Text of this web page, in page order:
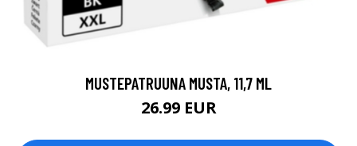
MUSTEPATRUUNA MUSTA, 11,7 ML
26.99 EUR